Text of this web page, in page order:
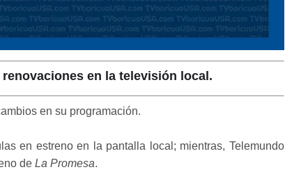
en la televisión local.
en su programación.
en estreno en la pantalla local; mientras, Telemundo
de La Promesa.